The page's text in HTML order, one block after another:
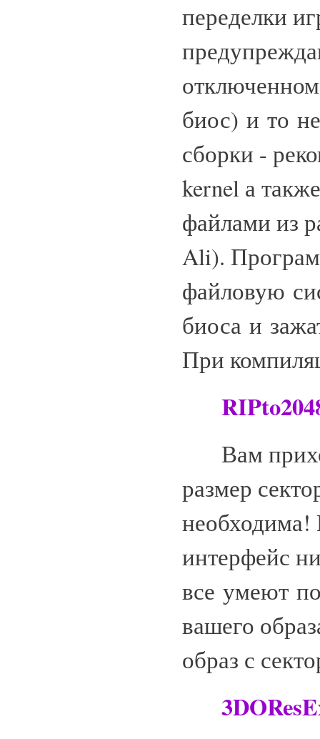
переделки
биос) и то
сборки -
kernel а
файлами из
Ali).
файловую
биоса и
При
Вам
размер
необходима!
интерфейс
все умеют
вашего
образ с